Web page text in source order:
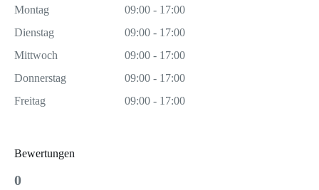
Montag
09:00 - 17:00
Dienstag
09:00 - 17:00
Mittwoch
09:00 - 17:00
Donnerstag
09:00 - 17:00
Freitag
09:00 - 17:00
Bewertungen
0